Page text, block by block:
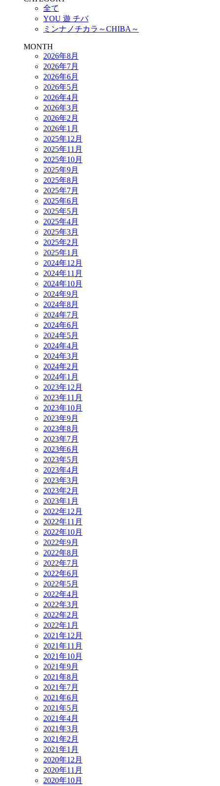
全て
YOU 遊 チバ
ミンナノチカラ～CHIBA～
MONTH
2026年8月
2026年7月
2026年6月
2026年5月
2026年4月
2026年3月
2026年2月
2026年1月
2025年12月
2025年11月
2025年10月
2025年9月
2025年8月
2025年7月
2025年6月
2025年5月
2025年4月
2025年3月
2025年2月
2025年1月
2024年12月
2024年11月
2024年10月
2024年9月
2024年8月
2024年7月
2024年6月
2024年5月
2024年4月
2024年3月
2024年2月
2024年1月
2023年12月
2023年11月
2023年10月
2023年9月
2023年8月
2023年7月
2023年6月
2023年5月
2023年4月
2023年3月
2023年2月
2023年1月
2022年12月
2022年11月
2022年10月
2022年9月
2022年8月
2022年7月
2022年6月
2022年5月
2022年4月
2022年3月
2022年2月
2022年1月
2021年12月
2021年11月
2021年10月
2021年9月
2021年8月
2021年7月
2021年6月
2021年5月
2021年4月
2021年3月
2021年2月
2021年1月
2020年12月
2020年11月
2020年10月